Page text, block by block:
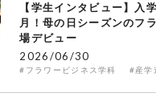
【学生インタビュー】入
月！母の日シーズンのフ
場デビュー
2026/06/30
#フラワービジネス学科 #産学